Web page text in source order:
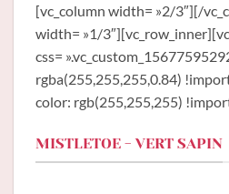
[vc_column width= »2/3″][/
width= »1/
css=
rgba(255,255,255,0.84)
color: rgb(255,255,255)
MISTLETOE - VERT SAPIN